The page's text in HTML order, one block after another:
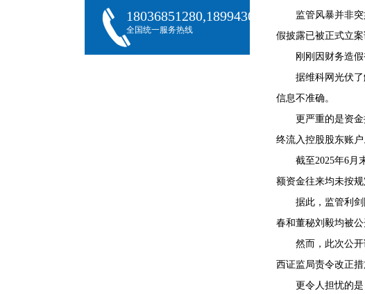
18036851280,18994301288,18068407382
全国统一服务热线
监管风暴并非
假披露已被正式立案
刚刚因财务造
据维科网光伏
信息不准确。
更严重的是资
终流入控股股东账
截至2025年6月
额资金往来均未按规
据此，监管利
春和董秘刘毅均被公
然而，此次公
西证监局责令改正措
更令人担忧的